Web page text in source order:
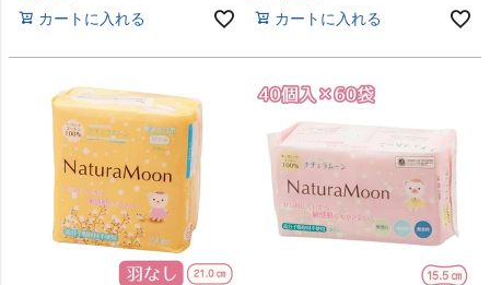
カートに入れる カートに入れる